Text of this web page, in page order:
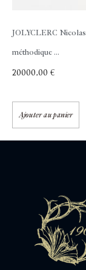
JOLYCLERC Nicolas
méthodique ...
20000,00 €
Ajouter au panier